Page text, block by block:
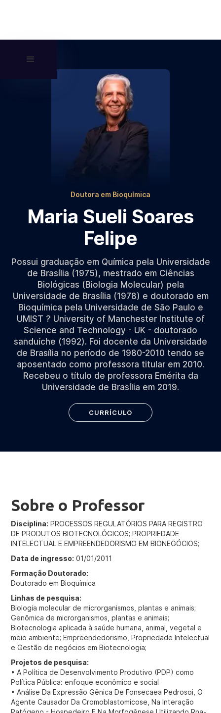
Doutora em Bioquímica
Maria Sueli Soares
Felipe
Possui graduação em Química pela Universidade
de Brasília (1975), mestrado em Ciências
Biológicas (Biologia Molecular) pela
Universidade de Brasília (1978) e doutorado em
Bioquímica pela Universidade de São Paulo e
UMIST ? University of Manchester Institute of
Science and Technology - UK - doutorado
sanduíche (1992). Foi docente da Universidade
de Brasília no período de 1980-2010 tendo se
aposentado como professora titular em 2010.
Recebeu o título de professora Emérita da
Universidade de Brasília em 2019.
CURRÍCULO
Sobre o Professor
Disciplina: PROCESSOS REGULATÓRIOS PARA REGISTRO
DE PRODUTOS BIOTECNOLÓGICOS; PROPRIEDADE
INTELECTUAL E EMPREENDEDORISMO EM BIONEGÓCIOS;
Data de ingresso: 01/01/2011
Formação Doutorado:
Doutorado em Bioquímica
Linhas de pesquisa:
Biologia molecular de microrganismos, plantas e animais;
Genômica de microrganismos, plantas e animais;
Biotecnologia aplicada à saúde humana, animal, vegetal e
meio ambiente; Empreendedorismo, Propriedade Intelectual
e Gestão de negócios em Biotecnologia;
Projetos de pesquisa:
• A Política de Desenvolvimento Produtivo (PDP) como
Política Pública: enfoque econômico e social
• Análise Da Expressão Gênica De Fonsecaea Pedrosoi, O
Agente Causador Da Cromoblastomicose, Na Interação